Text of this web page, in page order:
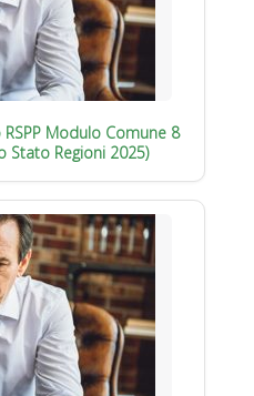
Modulo Comune 8
Stato Regioni 2025)